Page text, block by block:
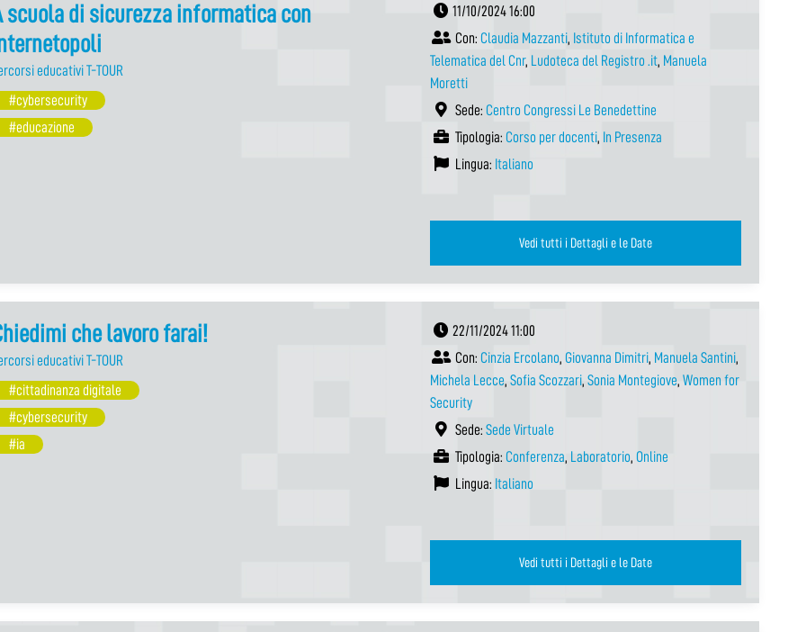
scuola di sicurezza informatica con
educativi T-TOUR
#cybersecurity
#educazione
11/10/2024 16:00
Con: Claudia Mazzanti, Istituto di Informatica e
Telematica del Cnr, Ludoteca del Registro .it, Manuela
Moretti
Sede: Centro Congressi Le Benedettine
Tipologia: Corso per docenti, In Presenza
Lingua: Italiano
Vedi tutti i Dettagli e le Date
che lavoro farai!
educativi T-TOUR
#cittadinanza digitale
#cybersecurity
#ia
22/11/2024 11:00
Con: Cinzia Ercolano, Giovanna Dimitri, Manuela Santini,
Michela Lecce, Sofia Scozzari, Sonia Montegiove, Women for
Security
Sede: Sede Virtuale
Tipologia: Conferenza, Laboratorio, Online
Lingua: Italiano
Vedi tutti i Dettagli e le Date